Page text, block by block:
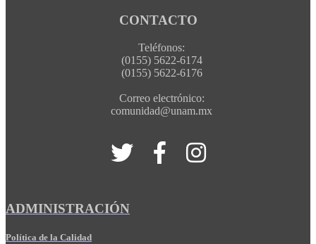
CONTACTO
Teléfonos:
(0155) 5622-6174
(0155) 5622-6176
Correo electrónico:
comunidad@unam.mx
ADMINISTRACIÓN
Política de la Calidad